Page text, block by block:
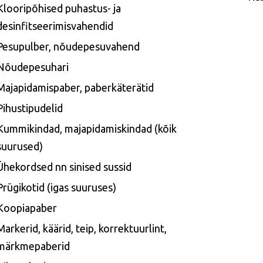
puhastus- ja
nõudepesuvahend
paberkäterätid
majapidamiskindad (kõik
nn sinised sussid
(igas suuruses)
käärid, teip, korrektuurlint,